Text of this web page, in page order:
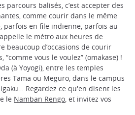
parcours balisés, c’est accepter des
comme courir dans le même
parfois en file indienne, parfois au
le métro aux heures de
beaucoup d’occasions de courir
vous le voulez” (omakase) !
(à Yoyogi), entre les temples
Tama ou Meguro, dans le campus
Regardez ce qu'en disent les
le Namban Rengo, et invitez vos